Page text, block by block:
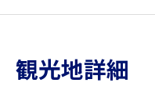
観光地詳細